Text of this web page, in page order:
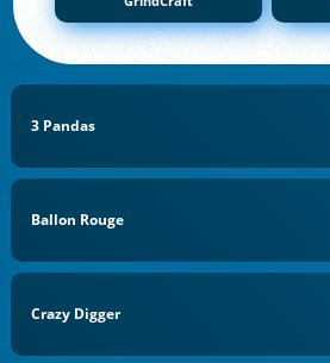
3 Pandas
Ballon Rouge
Crazy Digger